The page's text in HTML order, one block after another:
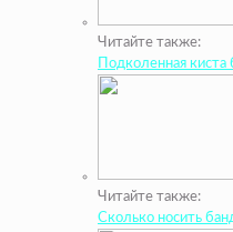
Читайте также:
Подколенная
Читайте также:
Сколько носить